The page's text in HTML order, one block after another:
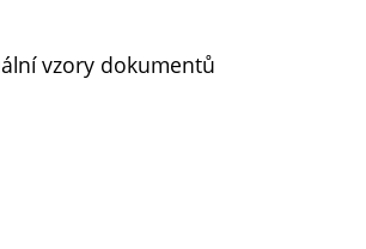
vzory dokumentů